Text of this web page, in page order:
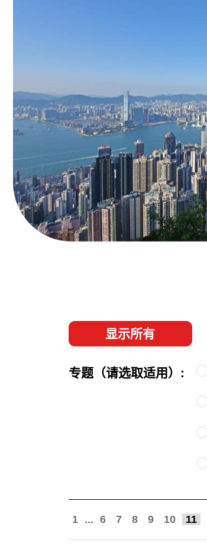
显示所有
专题（请选取适用）:
1 ... 6 7 8 9 10 11